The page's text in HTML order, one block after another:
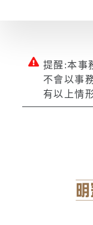
提醒:本事
不會以事
有以上情